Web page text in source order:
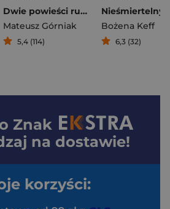
Dwie powieści ruchu
Mateusz Górniak
5,4 (114)
Nieśmiertelny
Bożena Keff
6,3 (32)
Znak
na dostawie!
korzyści: